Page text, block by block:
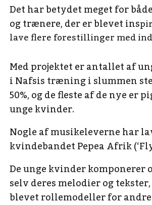
Det har betydet meget for
og trænere, der er blevet ins
lave flere forestillinger med
Med projektet er antallet af
i Nafsis træning i slummen
50%, og de fleste af de nye er
unge kvinder.
Nogle af musikeleverne har
kvindebandet Pepea Afrik
De unge kvinder komponerer
selv deres melodier og
blevet rollemodeller for